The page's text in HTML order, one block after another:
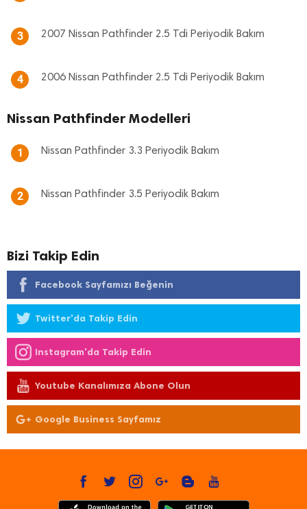
3 2007 Nissan Pathfinder 2.5 Tdi Periyodik Bakım
4 2006 Nissan Pathfinder 2.5 Tdi Periyodik Bakım
Nissan Pathfinder Modelleri
1 Nissan Pathfinder 3.3 Periyodik Bakım
2 Nissan Pathfinder 3.5 Periyodik Bakım
Bizi Takip Edin
Facebook Sayfamızı Beğenin
Twitter'da Takip Edin
Instagram'da Takip Edin
Youtube Kanalımıza Abone Olun
Google Business Sayfamız